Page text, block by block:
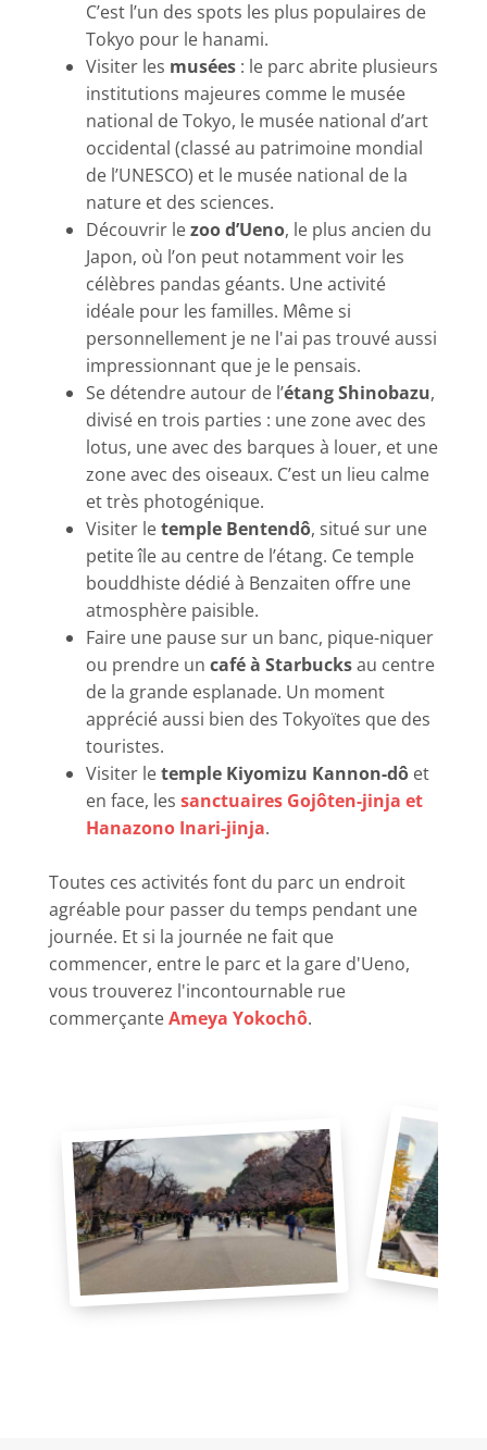
C’est l’un des spots les plus populaires de
Tokyo pour le hanami.
Visiter les musées: le parc abrite plusieurs
institutions majeures comme le musée
national de Tokyo, le musée national d’art
occidental (classé au patrimoine mondial
de l’UNESCO) et le musée national de la
nature et des sciences.
Découvrir lezoo d’Ueno, le plus ancien du
Japon, où l’on peut notamment voir les
célèbres pandas géants. Une activité
idéale pour les familles. Même si
personnellement je ne l'ai pas trouvé aussi
impressionnant que je le pensais.
Se détendre autour de l’étang Shinobazu,
divisé en trois parties : une zone avec des
lotus, une avec des barques à louer, et une
zone avec des oiseaux. C’est un lieu calme
et très photogénique.
Visiter letemple Bentendô, situé sur une
petite île au centre de l’étang. Ce temple
bouddhiste dédié à Benzaiten offre une
atmosphère paisible.
Faire une pause sur un banc, pique-niquer
ou prendre un café à Starbucksau centre
de la grande esplanade. Un moment
apprécié aussi bien des Tokyoïtes que des
touristes.
Visiter letemple Kiyomizu Kannon-dôet
en face, les sanctuaires Gojôten-jinja et
Hanazono Inari-jinja.
Toutes ces activités font du parc un endroit
agréable pour passer du temps pendant une
journée. Et si la journée ne fait que
commencer, entre le parc et la gare d'Ueno,
vous trouverez l'incontournable rue
commerçanteAmeya Yokochô.